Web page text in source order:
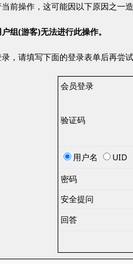
前操作，这可能因以下原因之一
组(游客)无法进行此操作。
，请填写下面的登录表单后再尝
会员登录
验证码
用户名
UID
密码
安全提问
回答